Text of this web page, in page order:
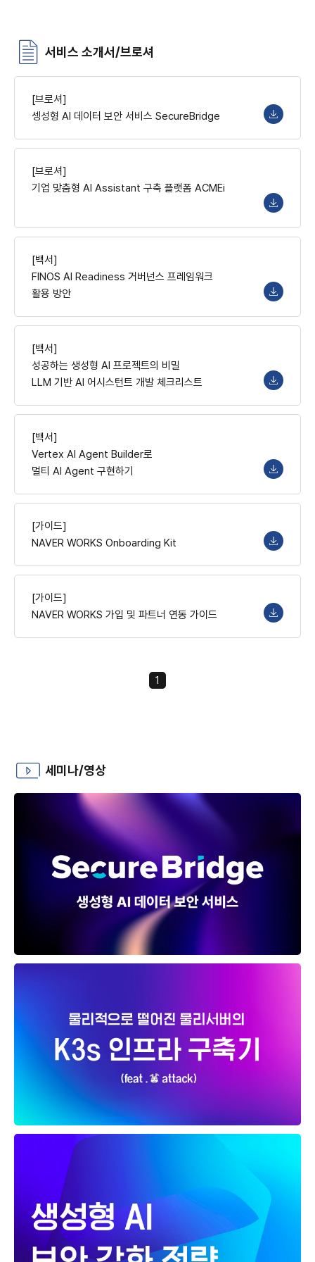
서비스 소개서/브로셔
[브로셔]
셍성형 AI 데이터 보안 서비스 SecureBridge
[브로셔]
기업 맞춤형 AI Assistant 구축 플랫폼 ACMEi
[백서]
FINOS AI Readiness 거버넌스 프레임워크
활용 방안
[백서]
성공하는 생성형 AI 프로젝트의 비밀
LLM 기반 AI 어시스턴트 개발 체크리스트
[백서]
Vertex AI Agent Builder로
멀티 AI Agent 구현하기
[가이드]
NAVER WORKS Onboarding Kit
[가이드]
NAVER WORKS 가입 및 파트너 연동 가이드
1
세미나/영상